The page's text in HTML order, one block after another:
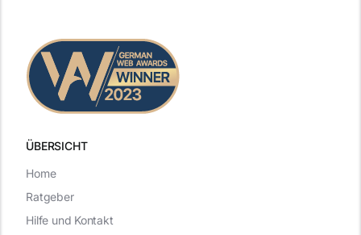
ÜBERSICHT
Home
Ratgeber
Hilfe und Kontakt